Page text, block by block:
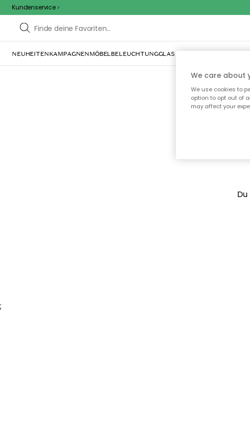
Kundenservice
NEUHEITENKAMPAGNENMÖBELBELEUCHTUNGGLAS & GESCHIRR
;
We care about
We use cookies to
option to opt out of
may affect your